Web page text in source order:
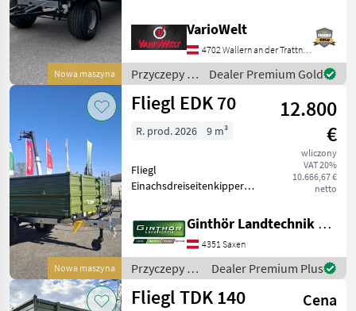
Nowa maszyna
mit DIN-Zugöse - zulässiges
Gesamtgewicht 18000kg - 2-
Kreis Druckluftbremse mit
VarioWelt
4702 Wallern an der Trattnach
Przyczepy /
Fliegl
Dealer Premium Gold
Nowa maszyna
Fliegl EDK 70
12.800
€
wliczony
VAT 20%
10.666,67 €
netto
R. prod. 2026 9 m³
Fliegl
Einachsdreiseitenkipper
Gesamtgewicht + DIN
Zugöse + Brücke 4m x 2, 2m
+ 50cm Grundbordwände +
Kornschieber hinten + 50cm
Aufsatzwände
Ginthör Landtechnik GmbH
4351 Saxen
Przyczepy /
Fliegl
Dealer Premium Plus
Fliegl TDK 140
Cena